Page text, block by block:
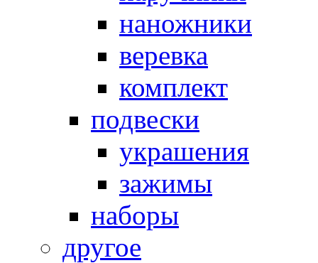
наножники
веревка
комплект
подвески
украшения
зажимы
наборы
другое